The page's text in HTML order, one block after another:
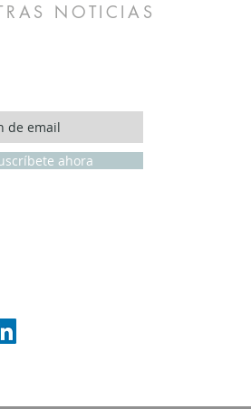
NOTICIAS
ahora